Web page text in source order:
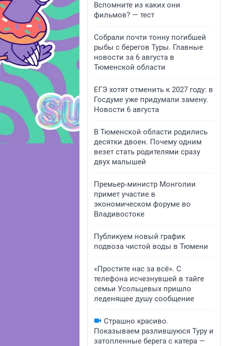
Вспомните из каких они
фильмов? — тест
Собрали почти тонну погибшей
рыбы с берегов Туры. Главные
новости за 6 августа в
Тюменской области
ЕГЭ хотят отменить к 2027 году: в
Госдуме уже придумали замену.
Новости 6 августа
В Тюменской области родились
десятки двоен. Почему одним
везет стать родителями сразу
двух малышей
Премьер‑министр Монголии
примет участие в
экономическом форуме во
Владивостоке
Публикуем новый график
подвоза чистой воды в Тюмени
«Простите нас за всё». С
телефона исчезнувшей в тайге
семьи Усольцевых пришло
леденящее душу сообщение
Страшно красиво.
Показываем разлившуюся Туру и
затопленные берега с катера —